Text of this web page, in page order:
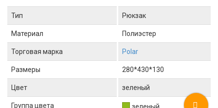
Тип Рюкзак
Материал Полиэстер
Торговая марка Polar
Размеры 280*430*130
Цвет зеленый
Группа цвета зеленый